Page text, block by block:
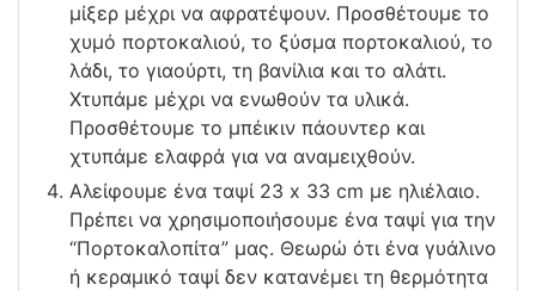
μίξερ μέχρι να αφρατέψουν. Προσθέτουμε το
χυμό πορτοκαλιού, το ξύσμα πορτοκαλιού, το
λάδι, το γιαούρτι, τη βανίλια και το αλάτι.
Χτυπάμε μέχρι να ενωθούν τα υλικά.
Προσθέτουμε το μπέικιν πάουντερ και
χτυπάμε ελαφρά για να αναμειχθούν.
Αλείφουμε ένα ταψί 23 x 33 cm με ηλιέλαιο.
Πρέπει να χρησιμοποιήσουμε ένα ταψί για την
“Πορτοκαλοπίτα” μας. Θεωρώ ότι ένα γυάλινο
ή κεραμικό ταψί δεν κατανέμει τη θερμότητα